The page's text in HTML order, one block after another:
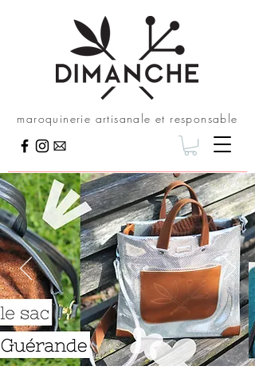
maroquinerie artisanale et responsable